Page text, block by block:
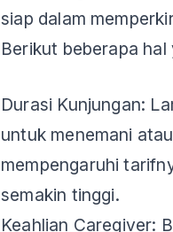
siap dalam
Berikut beberapa
Durasi Kunjungan:
untuk menemani
mempengaruhi
semakin tinggi.
Keahlian Caregiver: